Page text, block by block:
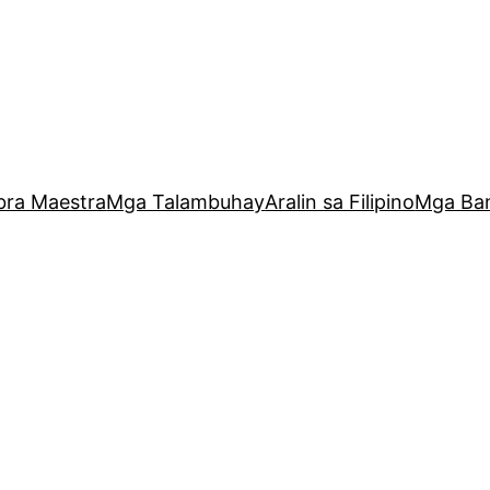
MaestraMga TalambuhayAralin sa FilipinoMga